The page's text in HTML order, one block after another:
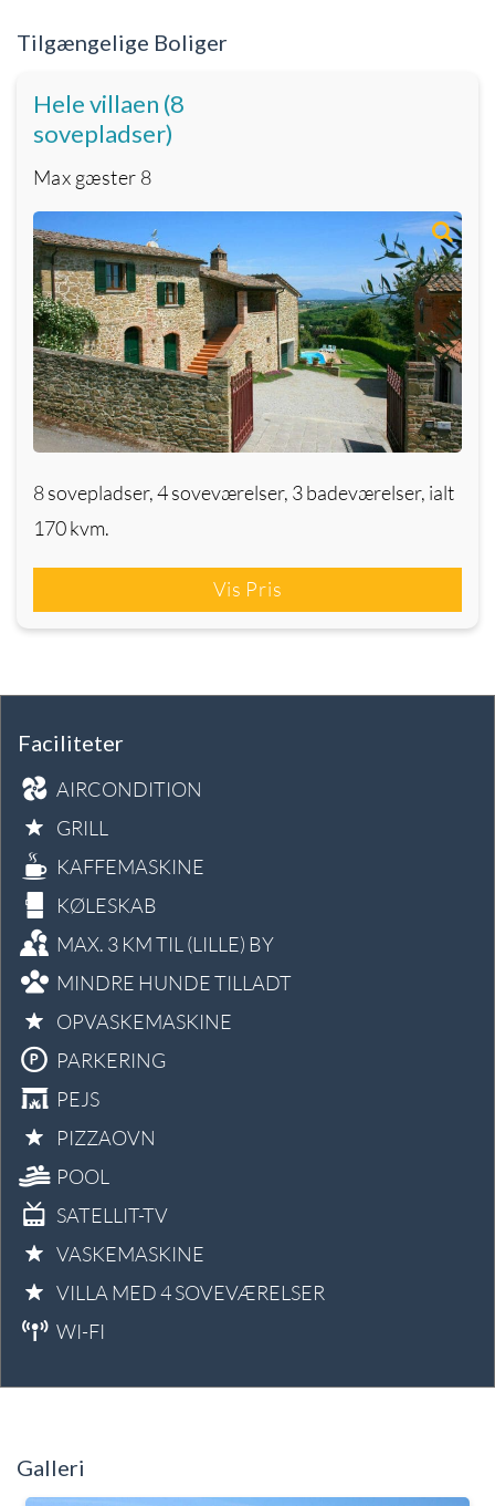
Tilgængelige Boliger
Hele villaen (8
sovepladser)
Max gæster 8
8 sovepladser, 4 soveværelser, 3 badeværelser, ialt
170 kvm.
Vis Pris
Faciliteter
AIRCONDITION
GRILL
KAFFEMASKINE
KØLESKAB
MAX. 3 KM TIL (LILLE) BY
MINDRE HUNDE TILLADT
OPVASKEMASKINE
PARKERING
PEJS
PIZZAOVN
POOL
SATELLIT-TV
VASKEMASKINE
VILLA MED 4 SOVEVÆRELSER
WI-FI
Galleri